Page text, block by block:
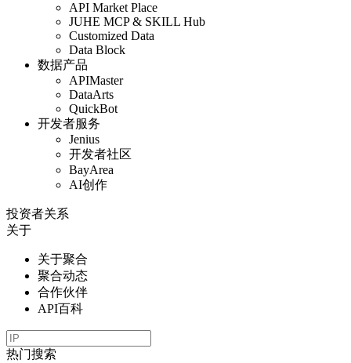
API Market Place
JUHE MCP & SKILL Hub
Customized Data
Data Block
数据产品
APIMaster
DataArts
QuickBot
开发者服务
Jenius
开发者社区
BayArea
AI创作
投资者关系
关于
关于聚合
聚合动态
合作伙伴
API百科
热门搜索